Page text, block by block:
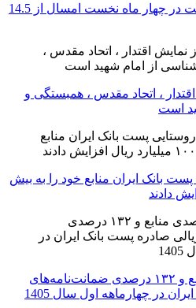
حق بیمه تولیدی بیمه ملت در چهار ماه نخست امسال از 14.5
، اتحاد مقدس ، همبستگی و
است
پست بانک ایران منابع خود را به بیش
افزایش ۷۰ درصدی منابع و ۱۳۲ درصدی ضمانت‌نامه‌های
در چهارماهه اول سال 1405